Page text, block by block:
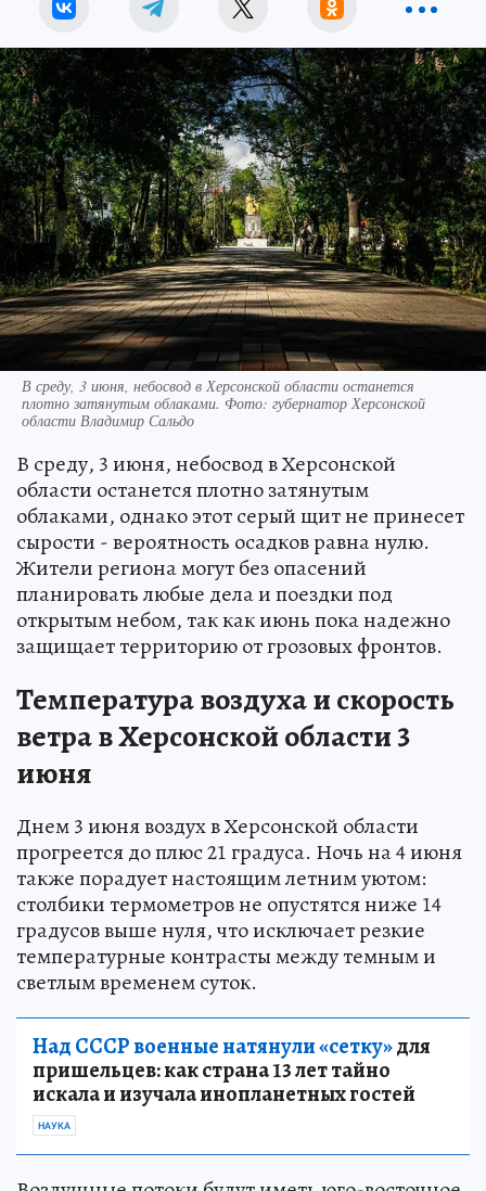
В среду, 3 июня, небосвод в Херсонской области останется
плотно затянутым облаками. Фото: губернатор Херсонской
области Владимир Сальдо
В среду, 3 июня, небосвод в Херсонской
области останется плотно затянутым
облаками, однако этот серый щит не принесет
сырости - вероятность осадков равна нулю.
Жители региона могут без опасений
планировать любые дела и поездки под
открытым небом, так как июнь пока надежно
защищает территорию от грозовых фронтов.
Температура воздуха и скорость
ветра в Херсонской области 3
июня
Днем 3 июня воздух в Херсонской области
прогреется до плюс 21 градуса. Ночь на 4 июня
также порадует настоящим летним уютом:
столбики термометров не опустятся ниже 14
градусов выше нуля, что исключает резкие
температурные контрасты между темным и
светлым временем суток.
Над СССР военные натянули «сетку»для
пришельцев: как страна 13 лет тайно
искала и изучала инопланетных гостей
НАУКА